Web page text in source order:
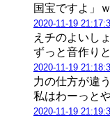
国宝ですよ」
2020-11-19
えチのよいし
ずっと音作り
2020-11-19
力の仕方が違
私はわーっとや
2020-11-19